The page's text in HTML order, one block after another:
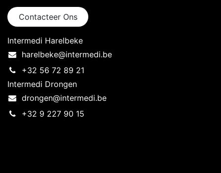
Contacteer Ons
Intermedi Harelbeke
harelbeke@intermedi.be
+32 56 72 89 21
Intermedi Drongen
drongen@intermedi.be
+32 9 227 90 15